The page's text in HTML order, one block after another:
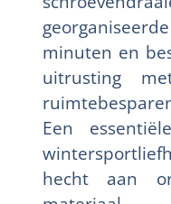
minuten en
uitrusting
Een
hecht aan